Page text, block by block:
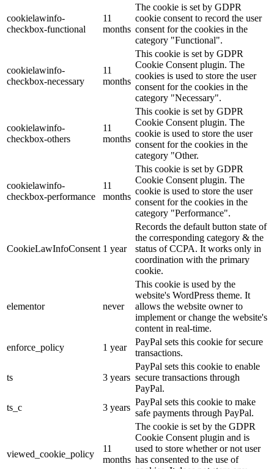
cookielawinfo-
checkbox-functional
11
months
The cookie is set by GDPR
cookie consent to record the user
consent for the cookies in the
category "Functional".
cookielawinfo-
checkbox-necessary
11
months
This cookie is set by GDPR
Cookie Consent plugin. The
cookies is used to store the user
consent for the cookies in the
category "Necessary".
cookielawinfo-
checkbox-others
11
months
This cookie is set by GDPR
Cookie Consent plugin. The
cookie is used to store the user
consent for the cookies in the
category "Other.
cookielawinfo-
checkbox-performance
11
months
This cookie is set by GDPR
Cookie Consent plugin. The
cookie is used to store the user
consent for the cookies in the
category "Performance".
CookieLawInfoConsent 1 year
Records the default button state of
the corresponding category & the
status of CCPA. It works only in
coordination with the primary
cookie.
elementor never
This cookie is used by the
website's WordPress theme. It
allows the website owner to
implement or change the website's
content in real-time.
enforce_policy
1 year
PayPal sets this cookie for secure
transactions.
ts 3 years
PayPal sets this cookie to enable
secure transactions through
PayPal.
ts_c
3 years
PayPal sets this cookie to make
safe payments through PayPal.
viewed_cookie_policy
11
months
The cookie is set by the GDPR
Cookie Consent plugin and is
used to store whether or not user
has consented to the use of